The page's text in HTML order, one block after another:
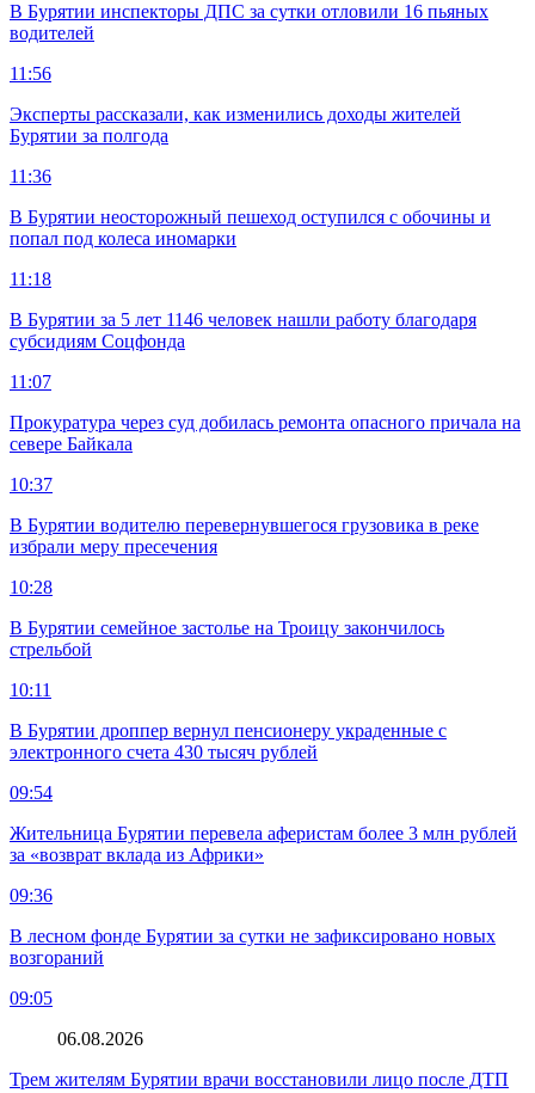
В Бурятии инспекторы ДПС за сутки отловили 16 пьяных
водителей
11:56
Эксперты рассказали, как изменились доходы жителей
Бурятии за полгода
11:36
В Бурятии неосторожный пешеход оступился с обочины и
попал под колеса иномарки
11:18
В Бурятии за 5 лет 1146 человек нашли работу благодаря
субсидиям Соцфонда
11:07
Прокуратура через суд добилась ремонта опасного причала на
севере Байкала
10:37
В Бурятии водителю перевернувшегося грузовика в реке
избрали меру пресечения
10:28
В Бурятии семейное застолье на Троицу закончилось
стрельбой
10:11
В Бурятии дроппер вернул пенсионеру украденные с
электронного счета 430 тысяч рублей
09:54
Жительница Бурятии перевела аферистам более 3 млн рублей
за «возврат вклада из Африки»
09:36
В лесном фонде Бурятии за сутки не зафиксировано новых
возгораний
09:05
06.08.2026
Трем жителям Бурятии врачи восстановили лицо после ДТП